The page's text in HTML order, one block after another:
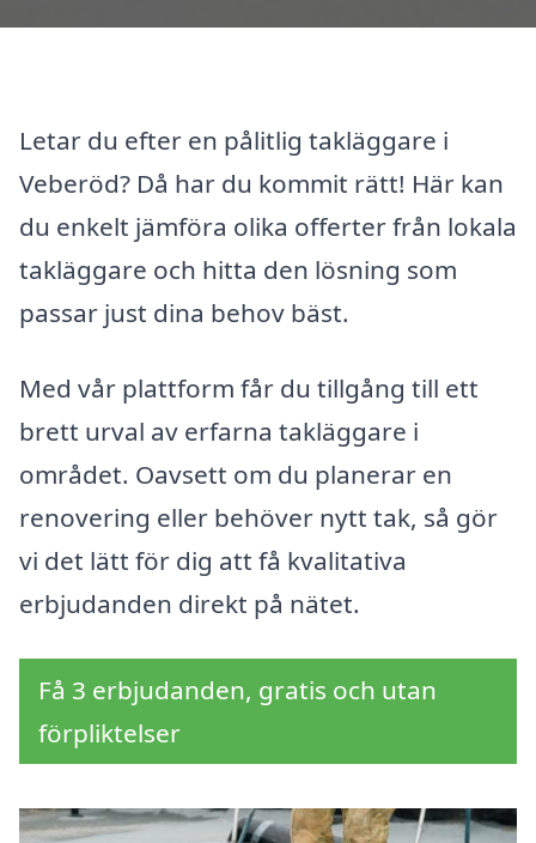
Letar du efter en pålitlig takläggare i
Veberöd? Då har du kommit rätt! Här kan
du enkelt jämföra olika offerter från lokala
takläggare och hitta den lösning som
passar just dina behov bäst.
Med vår plattform får du tillgång till ett
brett urval av erfarna takläggare i
området. Oavsett om du planerar en
renovering eller behöver nytt tak, så gör
vi det lätt för dig att få kvalitativa
erbjudanden direkt på nätet.
Få 3 erbjudanden, gratis och utan
förpliktelser